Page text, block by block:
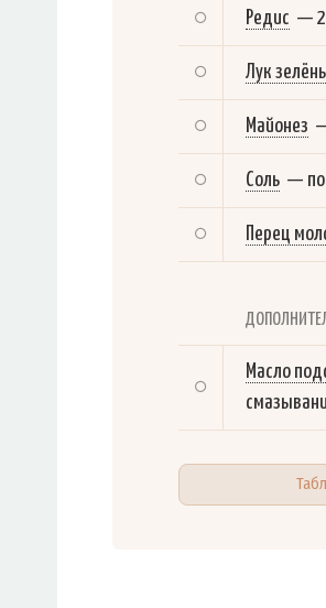
Редис —
Лук
Майонез
Соль —
Перец
Масло